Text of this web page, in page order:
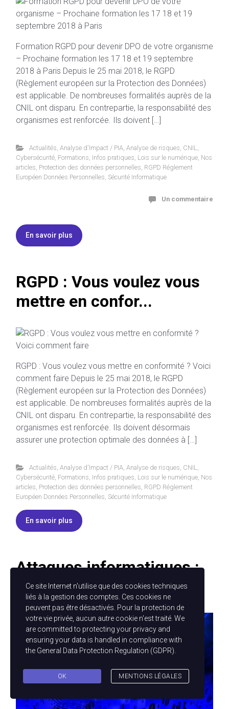
Formation RGPD pour devenir DPO de votre organisme
– Prochaine formation les 17 18 et 19 septembre
2018 à Paris Depuis le 25 mai 2018, le RGPD
(Règlement européen sur la Protection des Données)
est applicable. De nombreuses formalités auprès de la
CNIL ont disparu. En contrepartie, la responsabilité des
organismes est renforcée. Ils doivent […]
Actualités Analyse d'Impact / PIA Analyse de risques CNIL
Cybersécurité Formations Infos pratiques Lois sur le numérique Nos
articles Protection des données personnelles RGPD Réglement
Européen Données Personnelles Sécurité Informatique
Un commentaire
En savoir plus
RGPD : Vous voulez vous
mettre en confor...
RGPD : Vous voulez vous mettre en conformité ? Voici
comment faire Depuis le 25 mai 2018, le RGPD
(Règlement européen sur la Protection des Données)
est applicable. De nombreuses formalités auprès de la
CNIL ont disparu. En contrepartie, la responsabilité des
organismes est renforcée. Ils doivent désormais
assurer une protection optimale des données à […]
Actualités Analyse d'Impact / PIA Analyse de risques CNIL
Cybersécurité Formations Infos pratiques Lois sur le numérique Nos
articles Protection des données personnelles RGPD Réglement
Européen Données Personnelles Sécurité Informatique
En savoir plus
Attaques informatiques :
Comment s’en pr
Ce site Internet n'utilise que des cookies techniques
liés à la gestion des comptes. Ces cookies ne
peuvent pas être désactivés. Pour la protection de
votre vie privée, aucun autre cookie n'est traité. We
are committed to protecting your privacy and
ensuring your data is handled in compliance with
the General Data Protection Regulation (GDPR)
OK MENTIONS LÉGALES